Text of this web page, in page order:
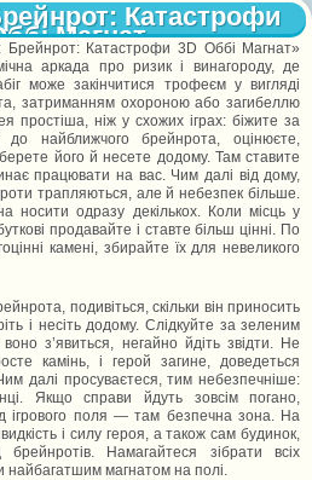
Катастрофи
Магнат
Брейнрот: Катастрофи 3D Оббі Магнат»
аркада про ризик і винагороду, де
може закінчитися трофеєм у вигляді
затриманням охороною або загибеллю
простіша, ніж у схожих іграх: біжите за
до найближчого брейнрота, оцінюєте,
його й несете додому. Там ставите
працювати на вас. Чим далі від дому,
трапляються, але й небезпек більше.
носити одразу декількох. Коли місць у
продавайте і ставте більш цінні. По
камені, збирайте їх для невеликого
подивіться, скільки він приносить
і несіть додому. Слідкуйте за зеленим
з’явиться, негайно йдіть звідти. Не
камінь, і герой загине, доведеться
далі просуваєтеся, тим небезпечніше:
Якщо справи йдуть зовсім погано,
ігрового поля — там безпечна зона. На
і силу героя, а також сам будинок,
Намагайтеся зібрати всіх
найбагатшим магнатом на полі.